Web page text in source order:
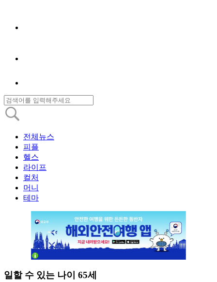
전체뉴스
피플
헬스
라이프
컬처
머니
테마
일할 수 있는 나이 65세